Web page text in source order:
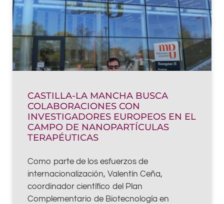
CASTILLA-LA MANCHA BUSCA
COLABORACIONES CON
INVESTIGADORES EUROPEOS EN EL
CAMPO DE NANOPARTÍCULAS
TERAPÉUTICAS
Como parte de los esfuerzos de
internacionalización, Valentín Ceña,
coordinador científico del Plan
Complementario de Biotecnología en